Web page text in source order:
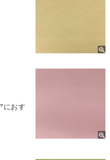
におす